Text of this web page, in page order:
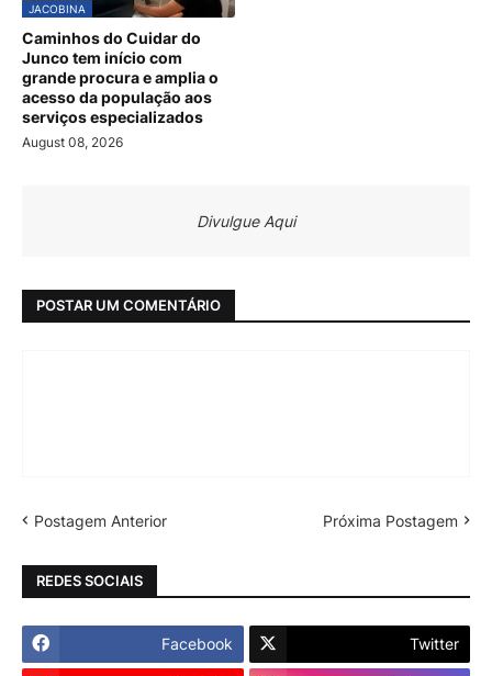
JACOBINA
Caminhos do Cuidar do
Junco tem início com
grande procura e amplia o
acesso da população aos
serviços especializados
August 08, 2026
Divulgue Aqui
POSTAR UM COMENTÁRIO
Postagem Anterior Próxima Postagem
REDES SOCIAIS
Facebook Twitter